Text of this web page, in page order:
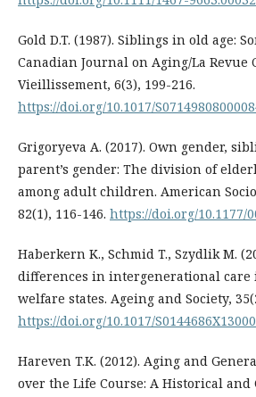
Gold D.T. (1987). Siblings in old age:
Canadian Journal on Aging/La Revue
Vieillissement, 6(3), 199-216.
https://doi.org/10.1017/
Grigoryeva A. (2017). Own gender,
parent’s gender: The division of
among adult children. American
82(1), 116-146. https://doi.org/10.1177/
Haberkern K., Schmid T., Szydlik M.
differences in intergenerational care
welfare states. Ageing and Society,
https://doi.org/10.1017/
Hareven T.K. (2012). Aging and
over the Life Course: A Historical